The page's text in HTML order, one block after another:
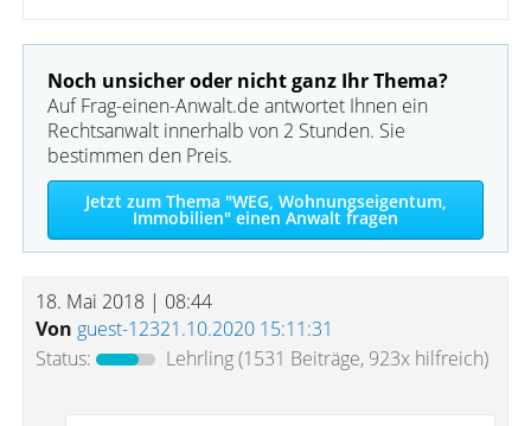
Noch unsicher oder nicht ganz Ihr Thema?
Auf Frag-einen-Anwalt.de antwortet Ihnen ein
Rechtsanwalt innerhalb von 2 Stunden. Sie
bestimmen den Preis.
Jetzt zum Thema "WEG, Wohnungseigentum,
Immobilien" einen Anwalt fragen
18. Mai 2018 | 08:44
Von guest-12321.10.2020 15:11:31
Status:
Lehrling(1531 Beiträge, 923x hilfreich)